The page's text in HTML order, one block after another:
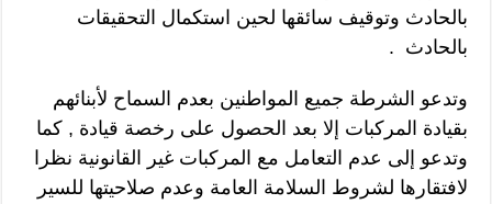
بالحادث وتوقيف سائقها لحين استكمال التحقيقات
بالحادث .
وتدعو الشرطة جميع المواطنين بعدم السماح لأبنائهم
بقيادة المركبات إلا بعد الحصول على رخصة قيادة , كما
وتدعو إلى عدم التعامل مع المركبات غير القانونية نظرا
لافتقارها لشروط السلامة العامة وعدم صلاحيتها للسير